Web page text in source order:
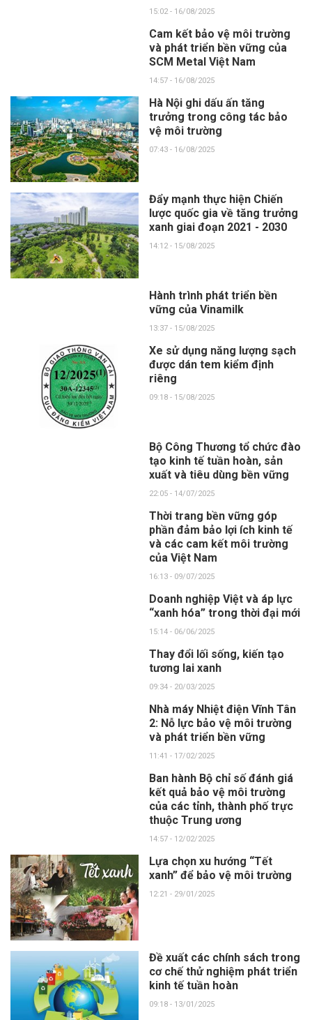
15:02 - 16/08/2025
Cam kết bảo vệ môi trường
và phát triển bền vững của
SCM Metal Việt Nam
14:57 - 16/08/2025
Hà Nội ghi dấu ấn tăng
trưởng trong công tác bảo
vệ môi trường
07:43 - 16/08/2025
Đẩy mạnh thực hiện Chiến
lược quốc gia về tăng trưởng
xanh giai đoạn 2021 - 2030
14:12 - 15/08/2025
Hành trình phát triển bền
vững của Vinamilk
13:37 - 15/08/2025
Xe sử dụng năng lượng sạch
được dán tem kiểm định
riêng
09:18 - 15/08/2025
Bộ Công Thương tổ chức đào
tạo kinh tế tuần hoàn, sản
xuất và tiêu dùng bền vững
22:05 - 14/07/2025
Thời trang bền vững góp
phần đảm bảo lợi ích kinh tế
và các cam kết môi trường
của Việt Nam
16:13 - 09/07/2025
Doanh nghiệp Việt và áp lực
“xanh hóa” trong thời đại mới
15:14 - 06/06/2025
Thay đổi lối sống, kiến tạo
tương lai xanh
09:34 - 20/03/2025
Nhà máy Nhiệt điện Vĩnh Tân
2: Nỗ lực bảo vệ môi trường
và phát triển bền vững
11:41 - 17/02/2025
Ban hành Bộ chỉ số đánh giá
kết quả bảo vệ môi trường
của các tỉnh, thành phố trực
thuộc Trung ương
14:57 - 12/02/2025
Lựa chọn xu hướng “Tết
xanh” để bảo vệ môi trường
12:21 - 29/01/2025
Đề xuất các chính sách trong
cơ chế thử nghiệm phát triển
kinh tế tuần hoàn
09:18 - 13/01/2025